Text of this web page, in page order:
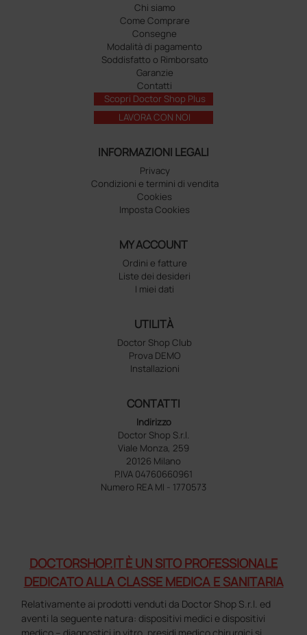
Chi siamo
Come Comprare
Consegne
Modalità di pagamento
Soddisfatto o Rimborsato
Garanzie
Contatti
Scopri Doctor Shop Plus
LAVORA CON NOI
INFORMAZIONI LEGALI
Privacy
Condizioni e termini di vendita
Cookies
Imposta Cookies
MY ACCOUNT
Ordini e fatture
Liste dei desideri
I miei dati
UTILITÀ
Doctor Shop Club
Prova DEMO
Installazioni
CONTATTI
Indirizzo
Doctor Shop S.r.l.
Viale Monza, 259
20126 Milano
P.IVA 04760660961
Numero REA MI - 1770573
DOCTORSHOP.IT È UN SITO PROFESSIONALE
DEDICATO ALLA CLASSE MEDICA E SANITARIA
Relativamente ai prodotti venduti da Doctor Shop S.r.l. ed
aventi la seguente natura: dispositivi medici e dispositivi
medico – diagnostici in vitro, presidi medico chirurgici si